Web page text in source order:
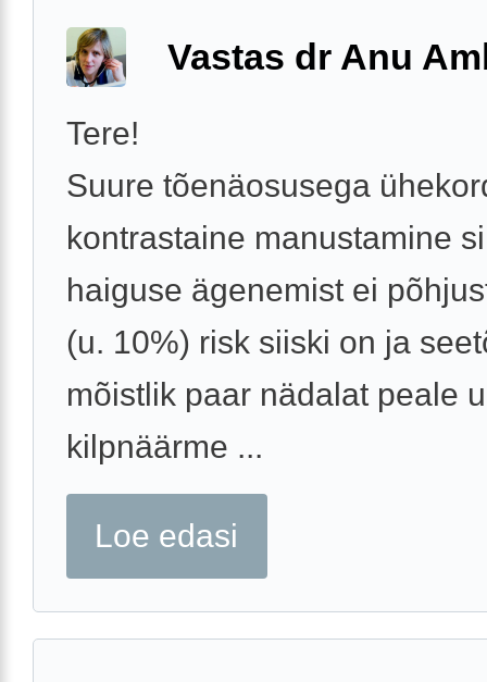
Vastas dr Anu
Tere!
Suure tõenäosusega
kontrastaine manustamine
haiguse ägenemist ei
(u. 10%) risk siiski on ja
mõistlik paar nädalat peale
kilpnäärme ...
Loe edasi